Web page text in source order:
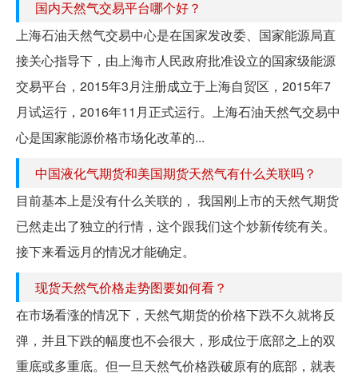
国内天然气交易平台哪个好？
上海石油天然气交易中心是在国家发改委、国家能源局直
接关心指导下，由上海市人民政府批准设立的国家级能源
交易平台，2015年3月注册成立于上海自贸区，2015年7
月试运行，2016年11月正式运行。上海石油天然气交易中
心是国家能源价格市场化改革的...
中国液化气期货和美国期货天然气有什么关联吗？
目前基本上是没有什么关联的， 我国刚上市的天然气期货
已然走出了独立的行情，这个跟我们这个炒新传统有关。
接下来看远月的情况才能确定。
现货天然气价格走势图要如何看？
在市场看涨的情况下，天然气期货的价格下跌不久就将反
弹，并且下跌的幅度也不会很大，形成位于底部之上的双
重底或多重底。但一旦天然气价格跌破原有的底部，就表